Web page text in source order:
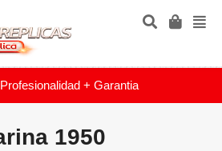
+ Garantia
1950